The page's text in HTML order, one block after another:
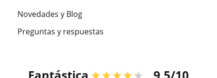
Novedades y Blog
Preguntas y respuestas
Fantástica ★★★★★ 9,5/10